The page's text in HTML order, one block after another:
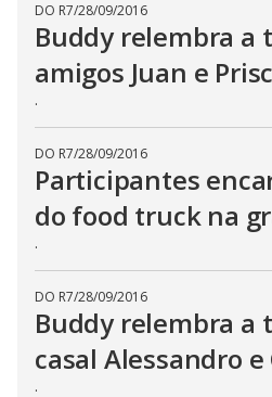
DO R7/28/09/2016
Buddy relembra a
amigos Juan e
.
DO R7/28/09/2016
Participantes
do food truck na
.
DO R7/28/09/2016
Buddy relembra a
casal Alessandro
.